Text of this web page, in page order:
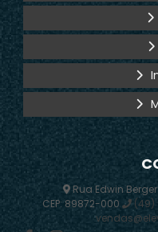
Rua Edwin
CEP: 89872-000
(49)